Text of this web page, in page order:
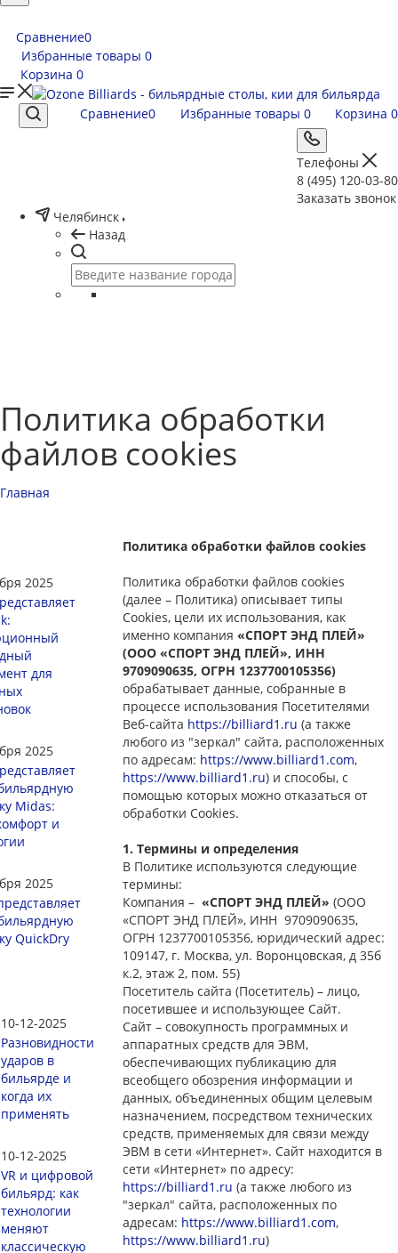
Сравнение0
Избранные товары 0
Корзина 0
Сравнение0 Избранные товары 0 Корзина 0
Телефоны
8 (495) 120-03-80
Заказать звонок
Челябинск
Назад
Политика обработки
файлов cookies
Главная
Политика обработки файлов cookies
Политика обработки файлов cookies
(далее – Политика) описывает типы
Cookies, цели их использования, как
именно компания «СПОРТ ЭНД ПЛЕЙ»
(ООО «СПОРТ ЭНД ПЛЕЙ», ИНН
9709090635, ОГРН 1237700105356)
обрабатывает данные, собранные в
процессе использования Посетителями
Веб-сайта https://billiard1.ru (а также
любого из "зеркал" сайта, расположенных
по адресам: https://www.billiard1.com,
https://www.billiard1.ru) и способы, с
помощью которых можно отказаться от
обработки Cookies.
1. Термины и определения
В Политике используются следующие
термины:
Компания – «СПОРТ ЭНД ПЛЕЙ» (ООО
«СПОРТ ЭНД ПЛЕЙ», ИНН 9709090635,
ОГРН 1237700105356, юридический адрес:
109147, г. Москва, ул. Воронцовская, д 35б
к.2, этаж 2, пом. 55)
Посетитель сайта (Посетитель) – лицо,
посетившее и использующее Сайт.
Сайт – совокупность программных и
аппаратных средств для ЭВМ,
обеспечивающих публикацию для
всеобщего обозрения информации и
данных, объединенных общим целевым
назначением, посредством технических
средств, применяемых для связи между
ЭВМ в сети «Интернет». Сайт находится в
сети «Интернет» по адресу:
https://billiard1.ru (а также любого из
"зеркал" сайта, расположенных по
адресам: https://www.billiard1.com,
https://www.billiard1.ru)
2025
для
2025
Midas:
и
2025
QuickDry
10-12-2025
Разновидности
ударов в
бильярде и
когда их
применять
10-12-2025
VR и цифровой
бильярд: как
технологии
меняют
классическую